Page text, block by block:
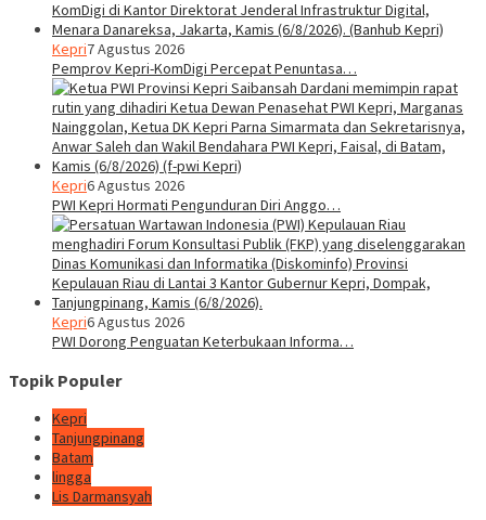
Kepri7 Agustus 2026
Pemprov Kepri-KomDigi Percepat Penuntasa…
Kepri6 Agustus 2026
PWI Kepri Hormati Pengunduran Diri Anggo…
Kepri6 Agustus 2026
PWI Dorong Penguatan Keterbukaan Informa…
Topik Populer
Kepri
Tanjungpinang
Batam
lingga
Lis Darmansyah